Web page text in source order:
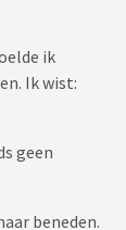
ik
Ik wist:
geen
beneden.